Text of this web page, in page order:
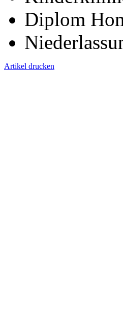
Diplom
Artikel drucken